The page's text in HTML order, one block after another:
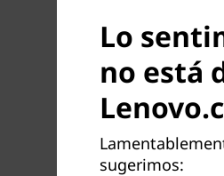
Lo
no está
sugerimos: